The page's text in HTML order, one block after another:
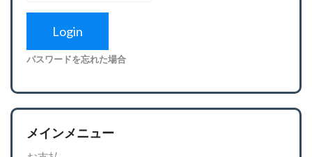
パスワードを忘れた場合
メインメニュー